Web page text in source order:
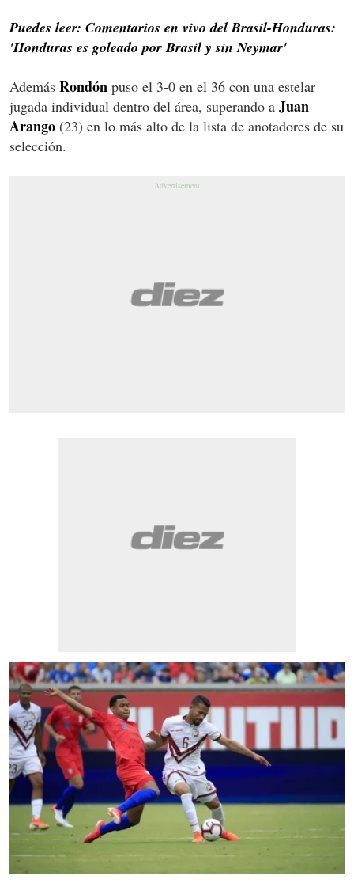
Puedes leer: Comentarios en vivo del Brasil-Honduras:
'Honduras es goleado por Brasil y sin Neymar'
Además Rondón puso el 3-0 en el 36 con una estelar
jugada individual dentro del área, superando a Juan
Arango (23) en lo más alto de la lista de anotadores de su
selección.